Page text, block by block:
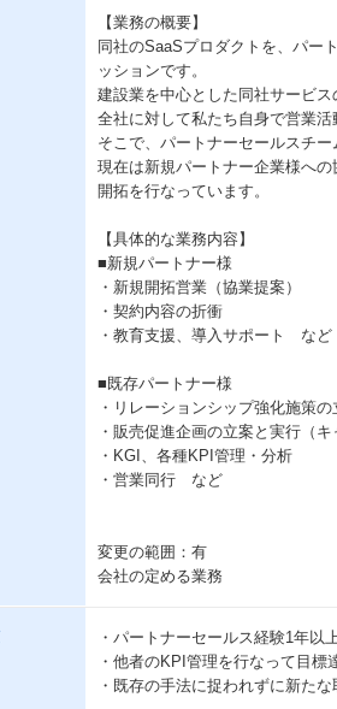
【業務の概要】
同社のSaaSプロダクトを、パー
ッションです。
建設業を中心とした同社サービス
全社に対して私たち自身で営業活
そこで、パートナーセールスチ
現在は新規パートナー企業様へ
開拓を行なっています。
【具体的な業務内容】
■新規パートナー様
・新規開拓営業（協業提案）
・契約内容の折衝
・教育支援、導入サポート など
■既存パートナー様
・リレーションシップ強化施策
・販売促進企画の立案と実行（キ
・KGI、各種KPI管理・分析
・営業同行 など
変更の範囲：有
会社の定める業務
・パートナーセールス経験1年以
・他者のKPI管理を行なって目標
・既存の手法に捉われずに新た